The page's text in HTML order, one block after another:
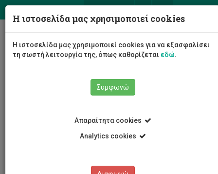
Η ιστοσελίδα μας χρησιμοποιεί cookies
Η ιστοσελίδα μας χρησιμοποιεί cookies για να εξασφαλίσει
τη σωστή λειτουργία της, όπως καθορίζεται εδώ.
Συμφωνώ
Απαραίτητα cookies
Analytics cookies